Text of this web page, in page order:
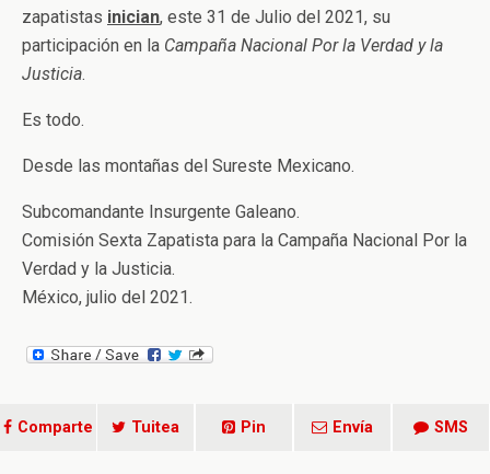
zapatistas inician, este 31 de Julio del 2021, su
participación en la Campaña Nacional Por la Verdad y la
Justicia.
Es todo.
Desde las montañas del Sureste Mexicano.
Subcomandante Insurgente Galeano.
Comisión Sexta Zapatista para la Campaña Nacional Por la
Verdad y la Justicia.
México, julio del 2021.
Comparte Tuitea Pin Envía SMS